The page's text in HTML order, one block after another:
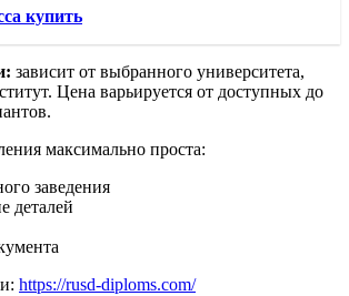
купить
зависит от выбранного университета,
Цена варьируется от доступных до
максимально проста:
заведения
деталей
https://rusd-diploms.com/